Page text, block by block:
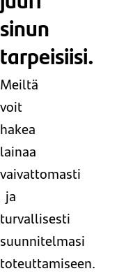
sinun
tarpeisiisi.
Meiltä
voit
hakea
lainaa
vaivattomasti
ja
turvallisesti
suunnitelmasi
toteuttamiseen.